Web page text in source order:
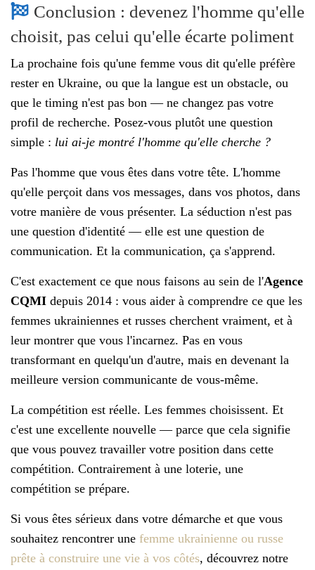
Conclusion : devenez l'homme qu'elle
choisit, pas celui qu'elle écarte poliment
La prochaine fois qu'une femme vous dit qu'elle préfère
rester en Ukraine, ou que la langue est un obstacle, ou
que le timing n'est pas bon — ne changez pas votre
profil de recherche. Posez-vous plutôt une question
simple : lui ai-je montré l'homme qu'elle cherche ?
Pas l'homme que vous êtes dans votre tête. L'homme
qu'elle perçoit dans vos messages, dans vos photos, dans
votre manière de vous présenter. La séduction n'est pas
une question d'identité — elle est une question de
communication. Et la communication, ça s'apprend.
C'est exactement ce que nous faisons au sein de l'Agence
CQMI depuis 2014 : vous aider à comprendre ce que les
femmes ukrainiennes et russes cherchent vraiment, et à
leur montrer que vous l'incarnez. Pas en vous
transformant en quelqu'un d'autre, mais en devenant la
meilleure version communicante de vous-même.
La compétition est réelle. Les femmes choisissent. Et
c'est une excellente nouvelle — parce que cela signifie
que vous pouvez travailler votre position dans cette
compétition. Contrairement à une loterie, une
compétition se prépare.
Si vous êtes sérieux dans votre démarche et que vous
souhaitez rencontrer une femme ukrainienne ou russe
prête à construire une vie à vos côtés, découvrez notre